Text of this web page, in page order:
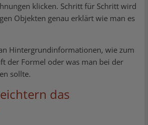
klicken. Schritt für Schritt wird
Objekten genau erklärt wie man es
Hintergrundinformationen, wie zum
der Formel oder was man bei der
sollte.
das